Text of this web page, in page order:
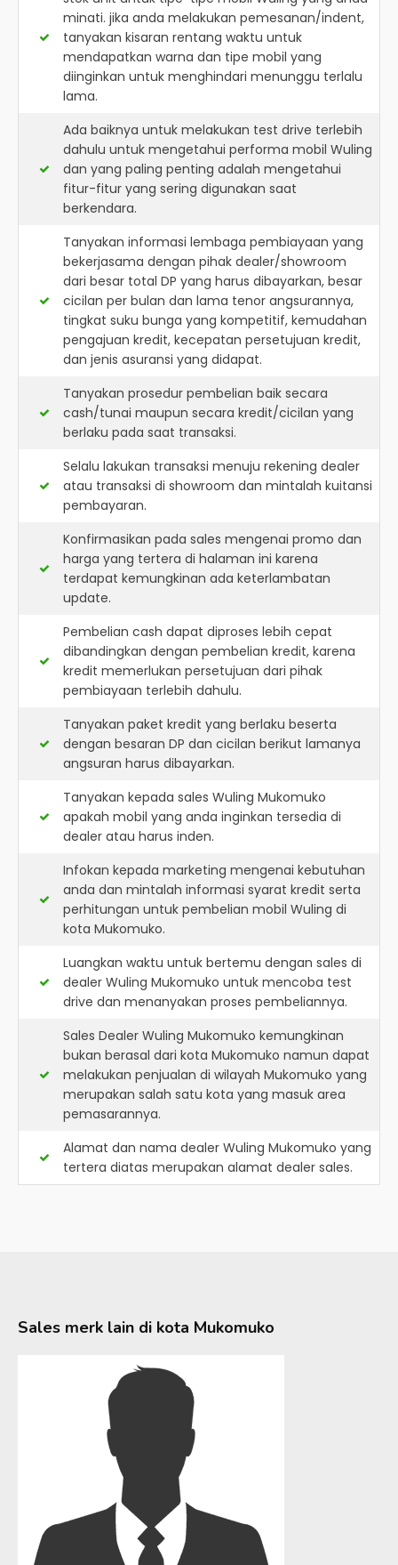
minati. jika anda melakukan pemesanan/indent,
tanyakan kisaran rentang waktu untuk
mendapatkan warna dan tipe mobil yang
diinginkan untuk menghindari menunggu terlalu
lama.
Ada baiknya untuk melakukan test drive terlebih
dahulu untuk mengetahui performa mobil Wuling
dan yang paling penting adalah mengetahui
fitur-fitur yang sering digunakan saat
berkendara.
Tanyakan informasi lembaga pembiayaan yang
bekerjasama dengan pihak dealer/showroom
dari besar total DP yang harus dibayarkan, besar
cicilan per bulan dan lama tenor angsurannya,
tingkat suku bunga yang kompetitif, kemudahan
pengajuan kredit, kecepatan persetujuan kredit,
dan jenis asuransi yang didapat.
Tanyakan prosedur pembelian baik secara
cash/tunai maupun secara kredit/cicilan yang
berlaku pada saat transaksi.
Selalu lakukan transaksi menuju rekening dealer
atau transaksi di showroom dan mintalah kuitansi
pembayaran.
Konfirmasikan pada sales mengenai promo dan
harga yang tertera di halaman ini karena
terdapat kemungkinan ada keterlambatan
update.
Pembelian cash dapat diproses lebih cepat
dibandingkan dengan pembelian kredit, karena
kredit memerlukan persetujuan dari pihak
pembiayaan terlebih dahulu.
Tanyakan paket kredit yang berlaku beserta
dengan besaran DP dan cicilan berikut lamanya
angsuran harus dibayarkan.
Tanyakan kepada sales Wuling Mukomuko
apakah mobil yang anda inginkan tersedia di
dealer atau harus inden.
Infokan kepada marketing mengenai kebutuhan
anda dan mintalah informasi syarat kredit serta
perhitungan untuk pembelian mobil Wuling di
kota Mukomuko.
Luangkan waktu untuk bertemu dengan sales di
dealer Wuling Mukomuko untuk mencoba test
drive dan menanyakan proses pembeliannya.
Sales Dealer Wuling Mukomuko kemungkinan
bukan berasal dari kota Mukomuko namun dapat
melakukan penjualan di wilayah Mukomuko yang
merupakan salah satu kota yang masuk area
pemasarannya.
Alamat dan nama dealer Wuling Mukomuko yang
tertera diatas merupakan alamat dealer sales.
Sales merk lain di kota Mukomuko